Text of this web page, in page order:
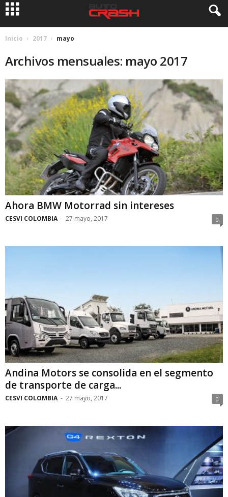
Inicio 2017 mayo
Archivos mensuales: mayo 2017
Ahora BMW Motorrad sin intereses
CESVI COLOMBIA - 27 mayo, 2017 0
Andina Motors se consolida en el segmento
de transporte de carga...
CESVI COLOMBIA - 27 mayo, 2017 0